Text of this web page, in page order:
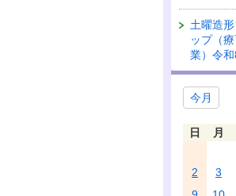
土曜造
ップ（
業）令
今月
日 月
2
3